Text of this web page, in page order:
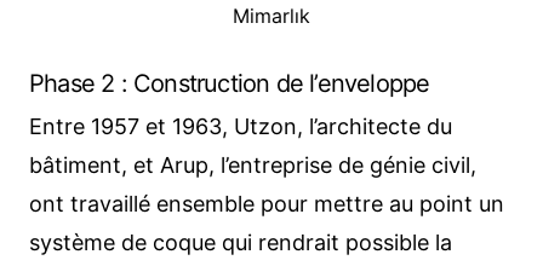
Mimarlık
Phase 2 : Construction de l’enveloppe
Entre 1957 et 1963, Utzon, l’architecte du
bâtiment, et Arup, l’entreprise de génie civil,
ont travaillé ensemble pour mettre au point un
système de coque qui rendrait possible la